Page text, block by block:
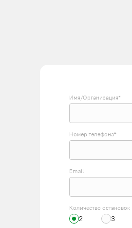
Имя/Организация*
Номер телефона*
Email
Количество остановок
2 3